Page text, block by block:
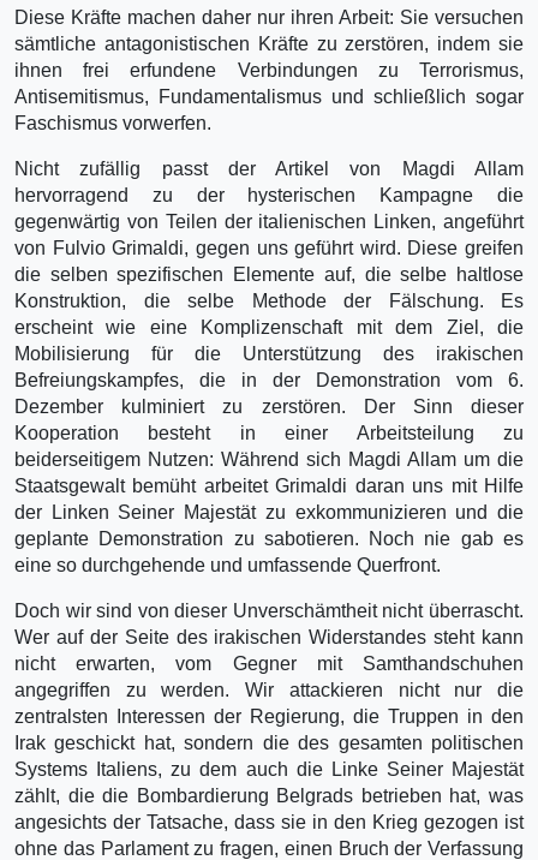
Diese Kräfte machen daher nur ihren Arbeit: Sie versuchen
sämtliche antagonistischen Kräfte zu zerstören, indem sie
ihnen frei erfundene Verbindungen zu Terrorismus,
Antisemitismus, Fundamentalismus und schließlich sogar
Faschismus vorwerfen.
Nicht zufällig passt der Artikel von Magdi Allam
hervorragend zu der hysterischen Kampagne die
gegenwärtig von Teilen der italienischen Linken, angeführt
von Fulvio Grimaldi, gegen uns geführt wird. Diese greifen
die selben spezifischen Elemente auf, die selbe haltlose
Konstruktion, die selbe Methode der Fälschung. Es
erscheint wie eine Komplizenschaft mit dem Ziel, die
Mobilisierung für die Unterstützung des irakischen
Befreiungskampfes, die in der Demonstration vom 6.
Dezember kulminiert zu zerstören. Der Sinn dieser
Kooperation besteht in einer Arbeitsteilung zu
beiderseitigem Nutzen: Während sich Magdi Allam um die
Staatsgewalt bemüht arbeitet Grimaldi daran uns mit Hilfe
der Linken Seiner Majestät zu exkommunizieren und die
geplante Demonstration zu sabotieren. Noch nie gab es
eine so durchgehende und umfassende Querfront.
Doch wir sind von dieser Unverschämtheit nicht überrascht.
Wer auf der Seite des irakischen Widerstandes steht kann
nicht erwarten, vom Gegner mit Samthandschuhen
angegriffen zu werden. Wir attackieren nicht nur die
zentralsten Interessen der Regierung, die Truppen in den
Irak geschickt hat, sondern die des gesamten politischen
Systems Italiens, zu dem auch die Linke Seiner Majestät
zählt, die die Bombardierung Belgrads betrieben hat, was
angesichts der Tatsache, dass sie in den Krieg gezogen ist
ohne das Parlament zu fragen, einen Bruch der Verfassung